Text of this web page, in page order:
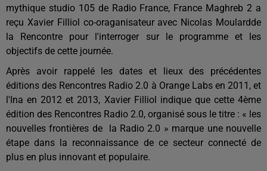
mythique studio 105 de Radio France, France Maghreb 2 a
reçu Xavier Filliol co-oraganisateur avec Nicolas Moulardde
la Rencontre pour l'interroger sur le programme et les
objectifs de cette journée.
Après avoir rappelé les dates et lieux des précédentes
éditions des Rencontres Radio 2.0 à Orange Labs en 2011, et
l'Ina en 2012 et 2013, Xavier Filliol indique que cette 4ème
édition des Rencontres Radio 2.0, organisé sous le titre : « les
nouvelles frontières de la Radio 2.0 » marque une nouvelle
étape dans la reconnaissance de ce secteur connecté de
plus en plus innovant et populaire.